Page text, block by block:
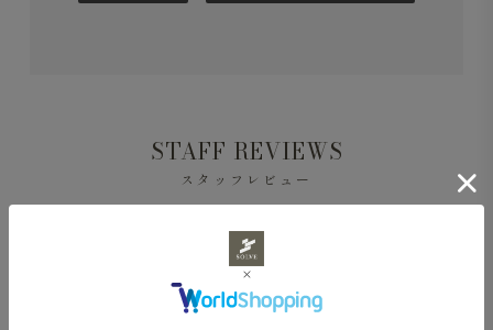
STAFF REVIEWS
スタッフレビュー